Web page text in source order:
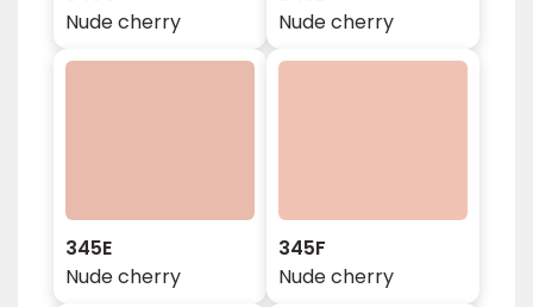
Nude cherry
Nude cherry
345E
Nude cherry
345F
Nude cherry